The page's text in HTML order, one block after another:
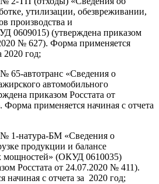
утилизации, обезвреживании,
производства и
0609015) (утверждена приказом
№ 627). Форма применяется
2020 год;
65-автотранс «Сведения о
автомобильного
приказом Росстата от
применяется начиная с отчета
№ 1-натура-БМ «Сведения о
продукции и балансе
мощностей» (ОКУД 0610035)
Росстата от 24.07.2020 № 411).
начиная с отчета за 2020 год;